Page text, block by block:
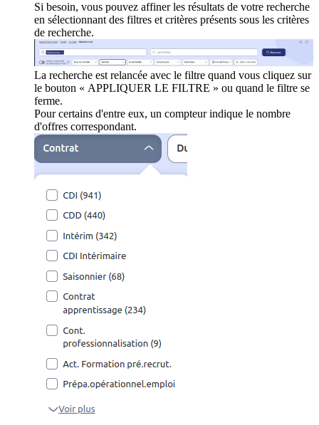
Si besoin, vous pouvez affiner les résultats de votre recherche
en sélectionnant des filtres et critères présents sous les critères
de recherche.
La recherche est relancée avec le filtre quand vous cliquez sur
le bouton « APPLIQUER LE FILTRE » ou quand le filtre se
ferme.
Pour certains d'entre eux, un compteur indique le nombre
d'offres correspondant.